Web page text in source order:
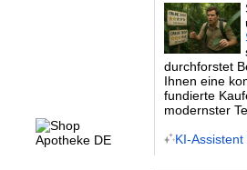
durchforstet
Ihnen eine
fundierte
modernster
KI-